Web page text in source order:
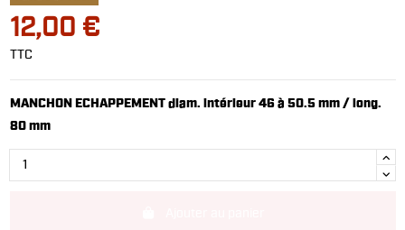
12,00 €
TTC
MANCHON ECHAPPEMENT diam. intérieur 46 à 50.5 mm / long.
80 mm